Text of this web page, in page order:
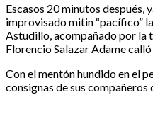
Escasos 20 minutos
improvisado mitin “pacífico”
Astudillo, acompañado por la
Florencio Salazar Adame
Con el mentón hundido en el
consignas de sus